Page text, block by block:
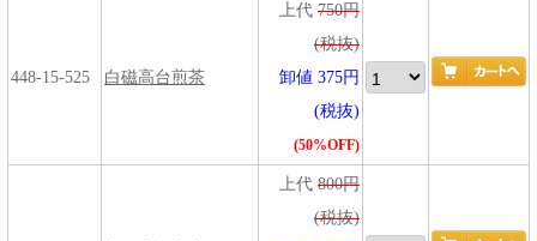
448-15-525 白磁高台煎茶
上代 750円
(税抜)
卸値 375円
(税抜)
(50%OFF)
上代 800円
(税抜)